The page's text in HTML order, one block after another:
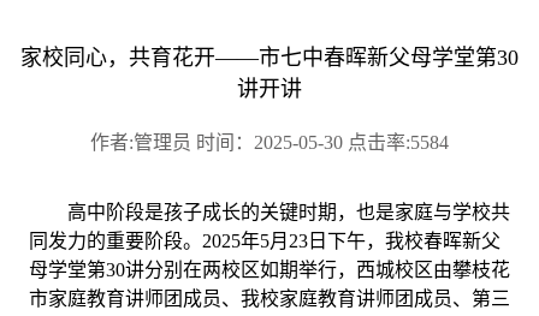
家校同心，共育花开——市七中春晖新父母学堂第30
讲开讲
作者:管理员 时间：2025-05-30 点击率:5584
高中阶段是孩子成长的关键时期，也是家庭与学校共
同发力的重要阶段。 2025年5月23日下午，我校春晖新父
母学堂第30讲分别在两校区如期举行，西城校区由攀枝花
市家庭教育讲师团成员、我校家庭教育讲师团成员、第三